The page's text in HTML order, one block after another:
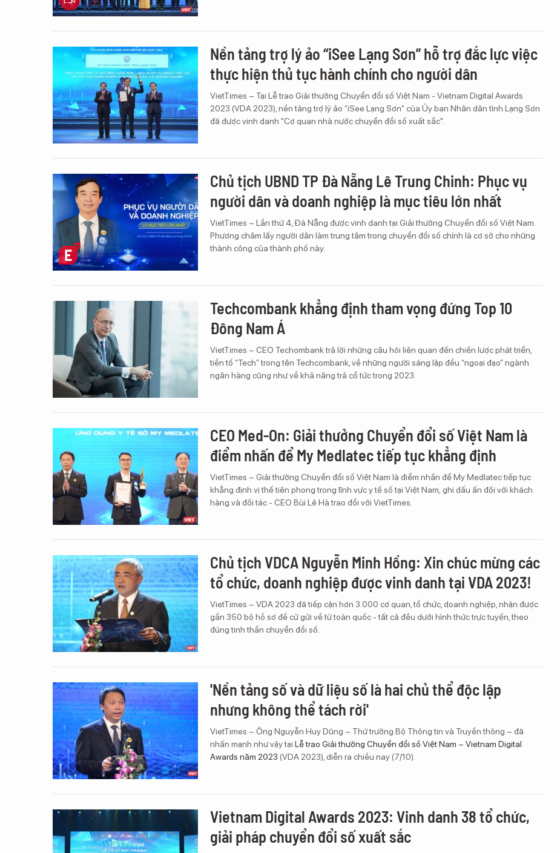
Nền tảng trợ lý ảo “iSee Lạng Sơn” hỗ trợ đắc lực việc
thực hiện thủ tục hành chính cho người dân
VietTimes – Tại Lễ trao Giải thưởng Chuyển đổi số Việt Nam - Vietnam Digital Awards
2023 (VDA 2023), nền tảng trợ lý ảo “iSee Lạng Sơn” của Ủy ban Nhân dân tỉnh Lạng Sơn
đã được vinh danh "Cơ quan nhà nước chuyển đổi số xuất sắc".
Chủ tịch UBND TP Đà Nẵng Lê Trung Chinh: Phục vụ
người dân và doanh nghiệp là mục tiêu lớn nhất
VietTimes – Lần thứ 4, Đà Nẵng được vinh danh tại Giải thưởng Chuyển đổi số Việt Nam.
Phương châm lấy người dân làm trung tâm trong chuyển đổi số chính là cơ sở cho những
thành công của thành phố này.
Techcombank khẳng định tham vọng đứng Top 10
Đông Nam Á
VietTimes – CEO Techombank trả lời những câu hỏi liên quan đến chiến lược phát triển,
tiền tố “Tech” trong tên Techcombank, về những người sáng lập đều “ngoại đạo” ngành
ngân hàng cũng như về khả năng trả cổ tức trong 2023.
CEO Med-On: Giải thưởng Chuyển đổi số Việt Nam là
điểm nhấn để My Medlatec tiếp tục khẳng định
VietTimes – Giải thưởng Chuyển đổi số Việt Nam là điểm nhấn để My Medlatec tiếp tục
khẳng định vị thế tiên phong trong lĩnh vực y tế số tại Việt Nam, ghi dấu ấn đối với khách
hàng và đối tác - CEO Bùi Lê Hà trao đổi với VietTimes.
Chủ tịch VDCA Nguyễn Minh Hồng: Xin chúc mừng các
tổ chức, doanh nghiệp được vinh danh tại VDA 2023!
VietTimes – VDA 2023 đã tiếp cận hơn 3.000 cơ quan, tổ chức, doanh nghiệp, nhận được
gần 350 bộ hồ sơ đề cử gửi về từ toàn quốc - tất cả đều dưới hình thức trực tuyến, theo
đúng tinh thần chuyển đổi số.
'Nền tảng số và dữ liệu số là hai chủ thể độc lập
nhưng không thể tách rời'
VietTimes – Ông Nguyễn Huy Dũng – Thứ trưởng Bộ Thông tin và Truyền thông – đã
nhấn mạnh như vậy tại Lễ trao Giải thưởng Chuyển đổi số Việt Nam – Vietnam Digital
Awards năm 2023 (VDA 2023), diễn ra chiều nay (7/10).
Vietnam Digital Awards 2023: Vinh danh 38 tổ chức,
giải pháp chuyển đổi số xuất sắc